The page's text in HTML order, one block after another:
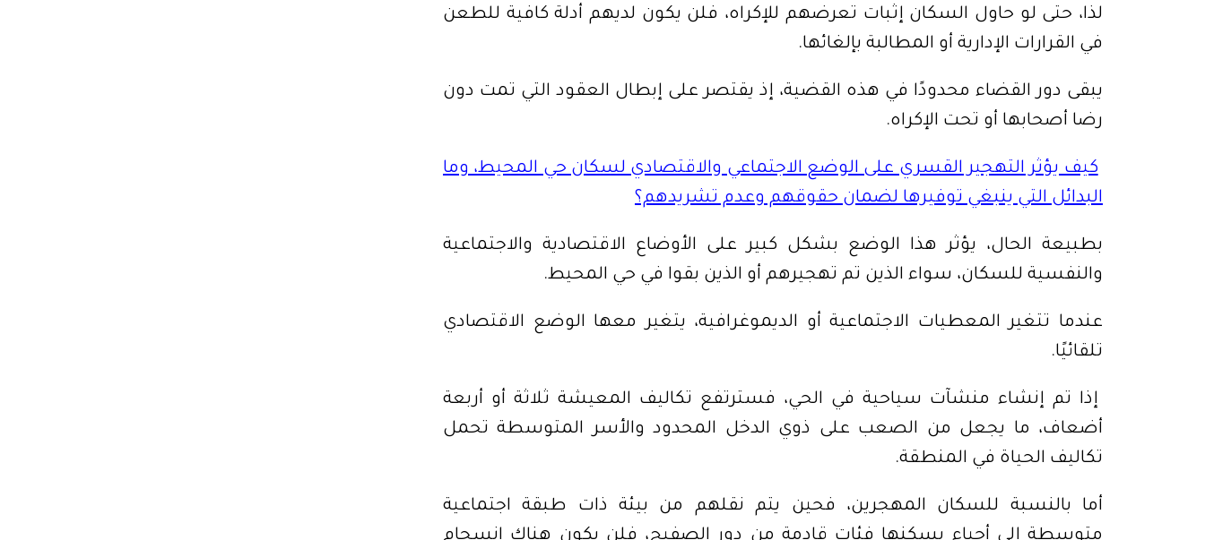
لذا، حتى لو حاول السكان إثبات تعرضهم للإكراه، فلن يكون لديهم أدلة كافية للطعن
في القرارات الإدارية أو المطالبة بإلغائها.
يبقى دور القضاء محدودًا في هذه القضية، إذ يقتصر على إبطال العقود التي تمت دون
رضا أصحابها أو تحت الإكراه.
كيف يؤثر التهجير القسري على الوضع الاجتماعي والاقتصادي لسكان حي المحيط، وما
البدائل التي ينبغي توفيرها لضمان حقوقهم وعدم تشريدهم؟
بطبيعة الحال، يؤثر هذا الوضع بشكل كبير على الأوضاع الاقتصادية والاجتماعية
والنفسية للسكان، سواء الذين تم تهجيرهم أو الذين بقوا في حي المحيط.
عندما تتغير المعطيات الاجتماعية أو الديموغرافية، يتغير معها الوضع الاقتصادي
تلقائيًا.
إذا تم إنشاء منشآت سياحية في الحي، فسترتفع تكاليف المعيشة ثلاثة أو أربعة
أضعاف، ما يجعل من الصعب على ذوي الدخل المحدود والأسر المتوسطة تحمل
تكاليف الحياة في المنطقة.
أما بالنسبة للسكان المهجرين، فحين يتم نقلهم من بيئة ذات طبقة اجتماعية